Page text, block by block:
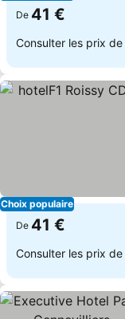
De 41 €
Consulter les prix de
Choix populaire
De 41 €
Consulter les prix de